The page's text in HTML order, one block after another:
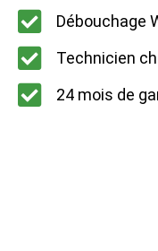
Débouchage
Technicien
24 mois de